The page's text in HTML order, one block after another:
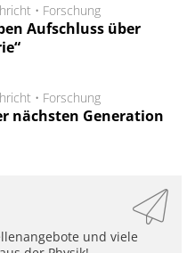
• Forschung
Aufschluss über
• Forschung
nächsten Generation
und viele